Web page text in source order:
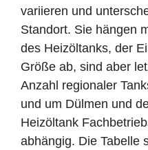
variieren und
Standort. Sie hängen
des Heizöltanks, der
Größe ab, sind aber
Anzahl regionaler
und um Dülmen und
Heizöltank
abhängig. Die Tabelle